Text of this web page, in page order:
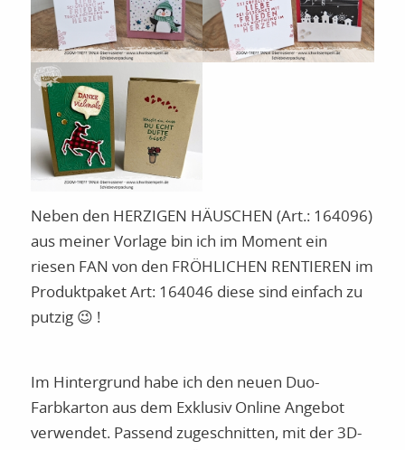
Neben den HERZIGEN HÄUSCHEN (Art.: 164096)
aus meiner Vorlage bin ich im Moment ein
riesen FAN von den FRÖHLICHEN RENTIEREN im
Produktpaket Art: 164046 diese sind einfach zu
putzig 😉 !
Im Hintergrund habe ich den neuen Duo-
Farbkarton aus dem Exklusiv Online Angebot
verwendet. Passend zugeschnitten, mit der 3D-